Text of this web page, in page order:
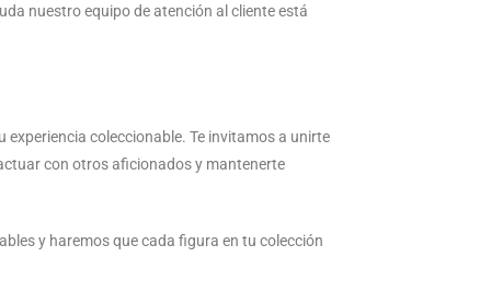
nuestro equipo de atención al cliente está
coleccionable. Te invitamos a unirte
con otros aficionados y mantenerte
y haremos que cada figura en tu colección